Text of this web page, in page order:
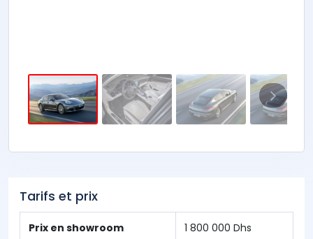
Tarifs et prix
Prix en showroom 1 800 000 Dhs